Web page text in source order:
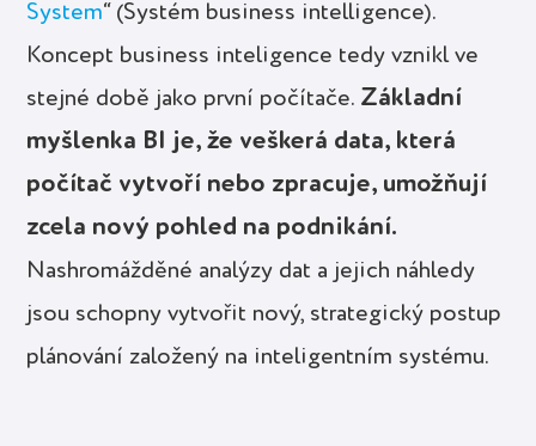
System“ (Systém business intelligence).
Koncept business inteligence tedy vznikl ve
stejné době jako první počítače. Základní
myšlenka BI je, že veškerá data, která
počítač vytvoří nebo zpracuje, umožňují
zcela nový pohled na podnikání.
Nashromážděné analýzy dat a jejich náhledy
jsou schopny vytvořit nový, strategický postup
plánování založený na inteligentním systému.